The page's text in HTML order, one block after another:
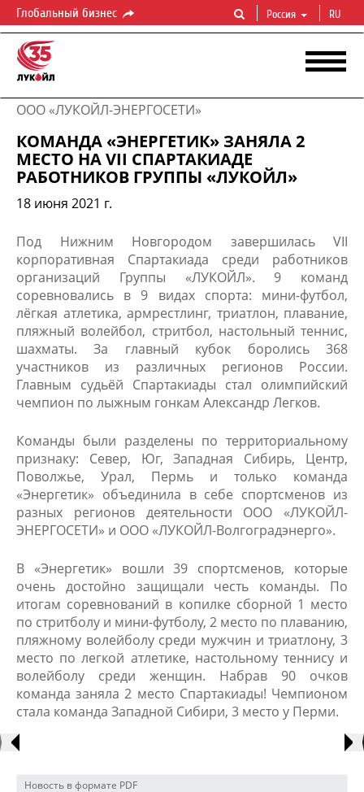
Глобальный бизнес Россия RU
ООО «ЛУКОЙЛ-ЭНЕРГОСЕТИ»
КОМАНДА «ЭНЕРГЕТИК» ЗАНЯЛА 2
МЕСТО НА VII СПАРТАКИАДЕ
РАБОТНИКОВ ГРУППЫ «ЛУКОЙЛ»
18 июня 2021 г.
Под Нижним Новгородом завершилась VII
корпоративная Спартакиада среди работников
организаций Группы «ЛУКОЙЛ». 9 команд
соревновались в 9 видах спорта: мини-футбол,
лёгкая атлетика, армрестлинг, триатлон, плавание,
пляжный волейбол, стритбол, настольный теннис,
шахматы. За главный кубок боролись 368
участников из различных регионов России.
Главным судьёй Спартакиады стал олимпийский
чемпион по лыжным гонкам Александр Легков.
Команды были разделены по территориальному
признаку: Север, Юг, Западная Сибирь, Центр,
Поволжье, Урал, Пермь и только команда
«Энергетик» объединила в себе спортсменов из
разных регионов деятельности ООО «ЛУКОЙЛ-
ЭНЕРГОСЕТИ» и ООО «ЛУКОЙЛ-Волгоградэнерго».
В «Энергетик» вошли 39 спортсменов, которые
очень достойно защищали честь команды. По
итогам соревнований в копилке сборной 1 место
по стритболу и мини-футболу, 2 место по плаванию,
пляжному волейболу среди мужчин и триатлону, 3
место по легкой атлетике, настольному теннису и
волейболу среди женщин. Набрав 90 очков
команда заняла 2 место Спартакиады! Чемпионом
стала команда Западной Сибири, 3 место у Перми.​
Новость в формате PDF